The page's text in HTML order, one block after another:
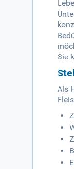
Sie
Als